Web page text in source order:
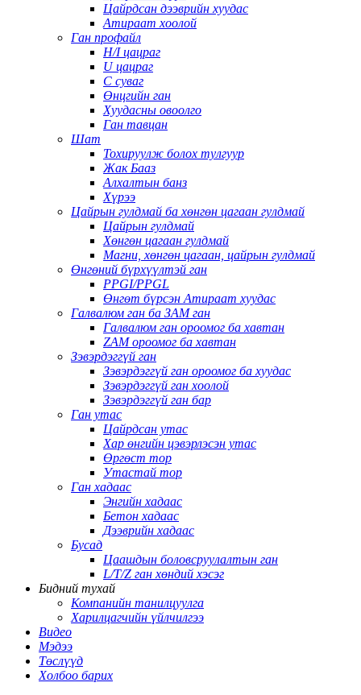
Цайрдсан дээврийн хуудас
Атираат хоолой
Ган профайл
H/I цацраг
U цацраг
C суваг
Өнцгийн ган
Хуудасны овоолго
Ган тавцан
Шат
Тохируулж болох тулгуур
Жак Бааз
Алхалтын банз
Хүрээ
Цайрын гулдмай ба хөнгөн цагаан гулдмай
Цайрын гулдмай
Хөнгөн цагаан гулдмай
Магни, хөнгөн цагаан, цайрын гулдмай
Өнгөний бүрхүүлтэй ган
PPGI/PPGL
Өнгөт бүрсэн Атираат хуудас
Галвалюм ган ба ЗАМ ган
Галвалюм ган ороомог ба хавтан
ZAM ороомог ба хавтан
Зэвэрдэггүй ган
Зэвэрдэггүй ган ороомог ба хуудас
Зэвэрдэггүй ган хоолой
Зэвэрдэггүй ган бар
Ган утас
Цайрдсан утас
Хар өнгийн цэвэрлэсэн утас
Өргөст тор
Утастай тор
Ган хадаас
Энгийн хадаас
Бетон хадаас
Дээврийн хадаас
Бусад
Цаашдын боловсруулалтын ган
L/T/Z ган хөндий хэсэг
Бидний тухай
Компанийн танилцуулга
Харилцагчийн үйлчилгээ
Видео
Мэдээ
Төслүүд
Холбоо барих